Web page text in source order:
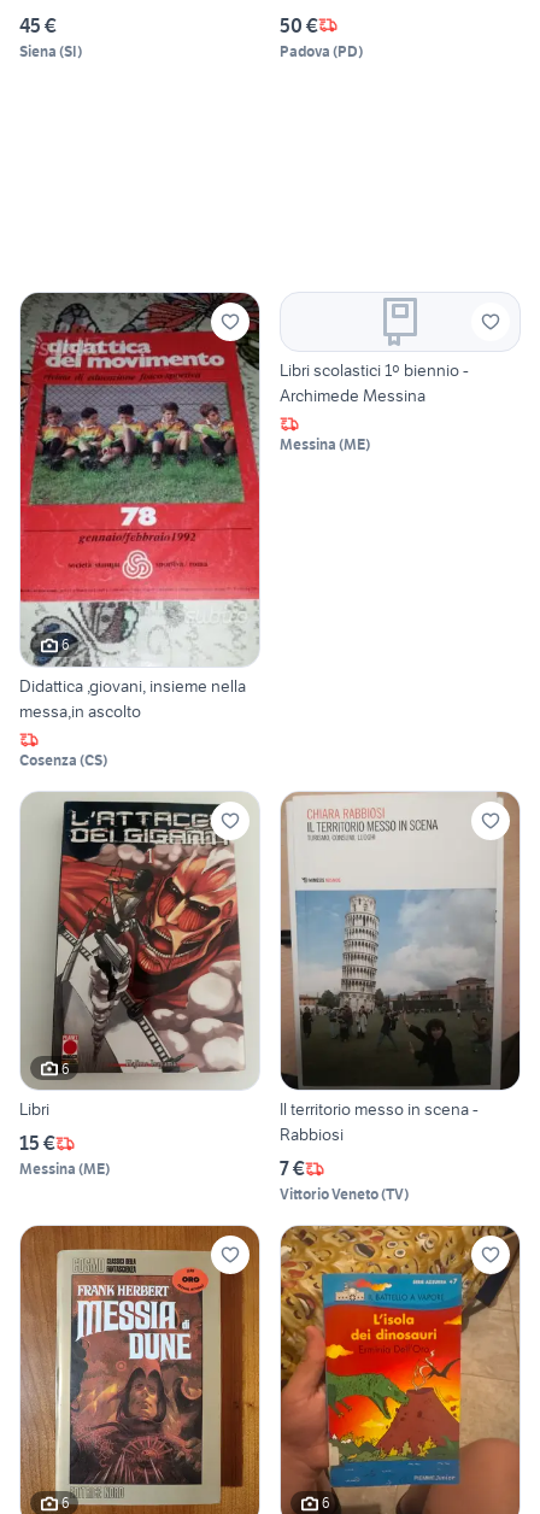
45 €
Siena (SI)
50 €
Padova (PD)
6
Didattica ,giovani, insieme nella
messa,in ascolto
Cosenza (CS)
Libri scolastici 1º biennio -
Archimede Messina
Messina (ME)
6
Libri
15 €
Messina (ME)
Il territorio messo in scena -
Rabbiosi
7 €
Vittorio Veneto(TV)
6 6